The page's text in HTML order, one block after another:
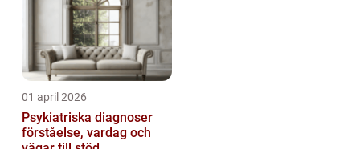
01 april 2026
Psykiatriska diagnoser
förståelse, vardag och